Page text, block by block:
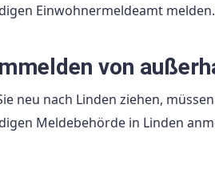
Einwohnermeldeamt
von
neu nach Linden ziehen,
Meldebehörde in Linden